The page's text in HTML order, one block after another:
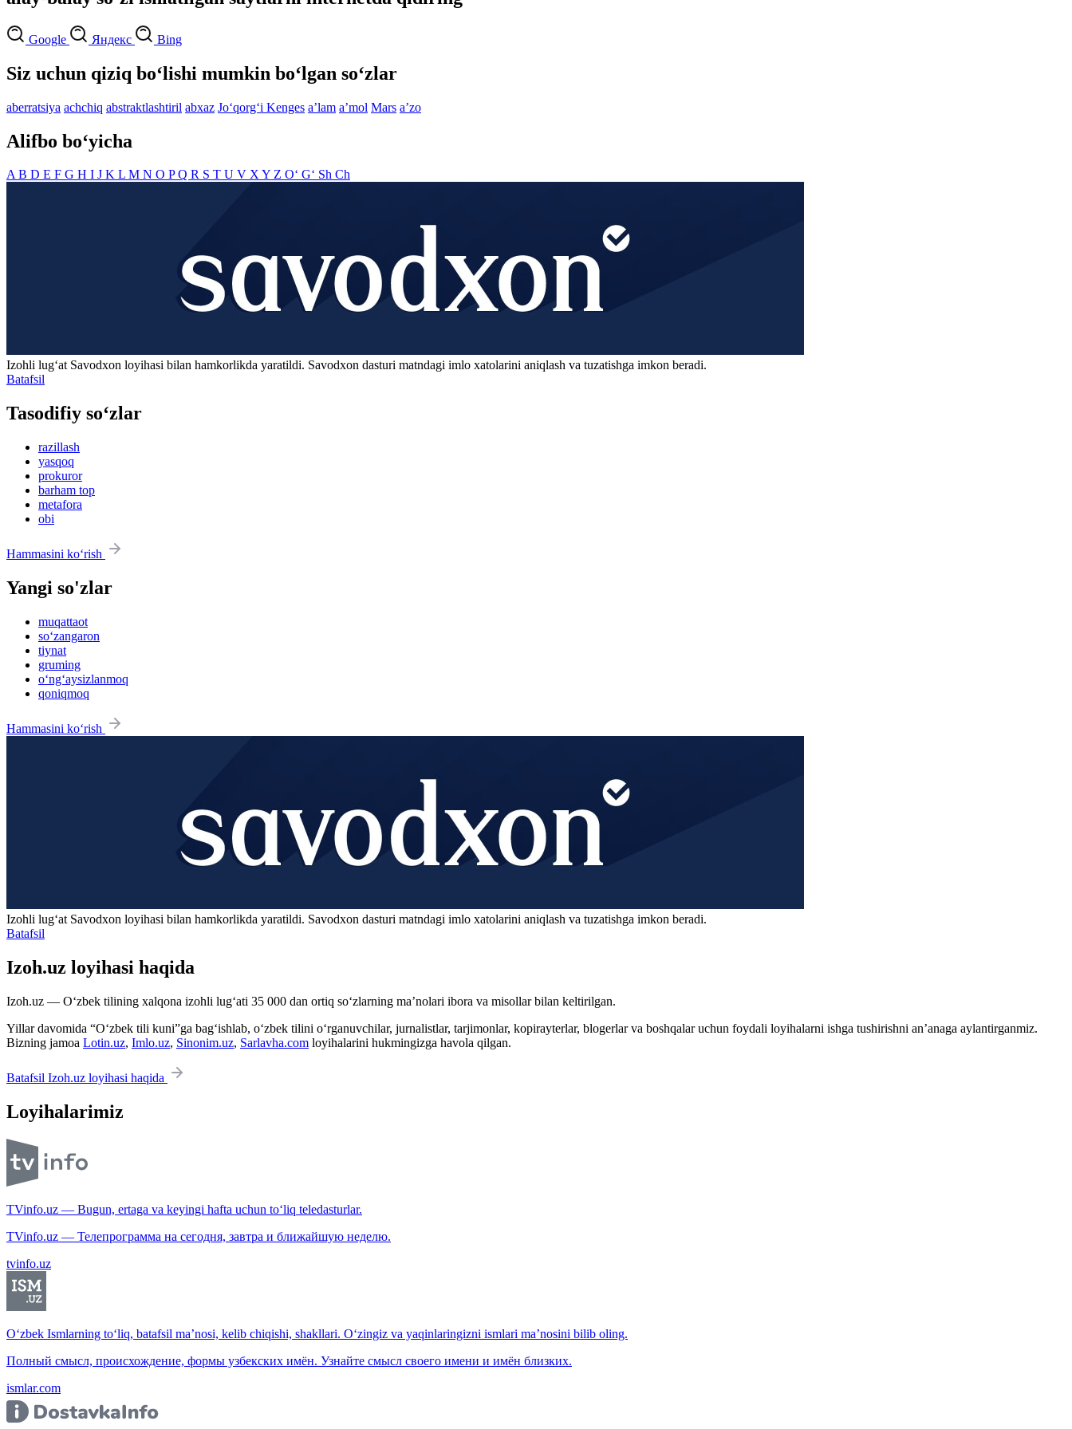
Google Яндекс Bing
Siz uchun qiziq bo‘lishi mumkin bo‘lgan so‘zlar
aberratsiya achchiq abstraktlashtiril abxaz Jo‘qorg‘i Kenges aʼlam aʼmol Mars aʼzo
Alifbo bo‘yicha
AB D E F G H I J K L M N O PQ R S T U V XY Z O‘ G‘ Sh Ch
Izohli lugʻat Savodxon loyihasi bilan hamkorlikda yaratildi. Savodxon dasturi matndagi imlo xatolarini aniqlash va tuzatishga imkon beradi.
Batafsil
Tasodifiy so‘zlar
razillash
yasqoq
prokuror
barham top
metafora
obi
Hammasini ko‘rish
Yangi so'zlar
muqattaot
so‘zangaron
tiynat
gruming
o‘ng‘aysizlanmoq
qoniqmoq
Hammasini ko‘rish
Izohli lugʻat Savodxon loyihasi bilan hamkorlikda yaratildi. Savodxon dasturi matndagi imlo xatolarini aniqlash va tuzatishga imkon beradi.
Batafsil
Izoh.uz loyihasi haqida
Izoh.uz — O‘zbek tilining xalqona izohli lug‘ati 35 000 dan ortiq so‘zlarning ma’nolari ibora va misollar bilan keltirilgan.
Yillar davomida “O‘zbek tili kuni”ga bag‘ishlab, o‘zbek tilini o‘rganuvchilar, jurnalistlar, tarjimonlar, kopirayterlar, blogerlar va boshqalar uchun foydali loyihalarni ishga tushirishni an’anaga aylantirganmiz.
Bizning jamoa Lotin.uz, Imlo.uz, Sinonim.uz, Sarlavha.com loyihalarini hukmingizga havola qilgan.
Batafsil Izoh.uz loyihasi haqida
Loyihalarimiz
TVinfo.uz — Bugun, ertaga va keyingi hafta uchun to‘liq teledasturlar.
TVinfo.uz — Телепрограмма на сегодня, завтра и ближайшую неделю.
tvinfo.uz
O‘zbek Ismlarning to‘liq, batafsil ma’nosi, kelib chiqishi, shakllari. O‘zingiz va yaqinlaringizni ismlari ma’nosini bilib oling.
Полный смысл, происхождение, формы узбекских имён. Узнайте смысл своего имени и имён близких.
ismlar.com